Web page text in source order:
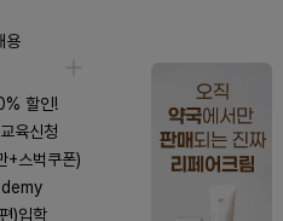
용
할인!
육신청
+스벅쿠폰)
)입학